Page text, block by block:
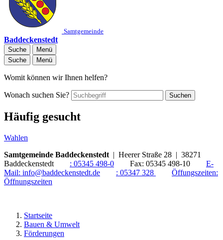
Samtgemeinde
Baddeckenstedt
Suche
Menü
Suche
Menü
Womit können wir Ihnen helfen?
Wonach suchen Sie? Suchen
Häufig gesucht
Wahlen
Samtgemeinde Baddeckenstedt | Heerer Straße 28 | 38271
Baddeckenstedt : 05345 498-0 Fax: 05345 498-10
E-
Mail: info@baddeckenstedt.de : 05347 328
Öffungszeiten:
Öffnungszeiten
Startseite
Bauen & Umwelt
Förderungen